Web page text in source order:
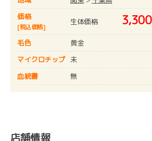
価格
[税込価格]
生体価格 3,300
毛色
黄金
マイクロチップ
未
血統書
無
店舗情報